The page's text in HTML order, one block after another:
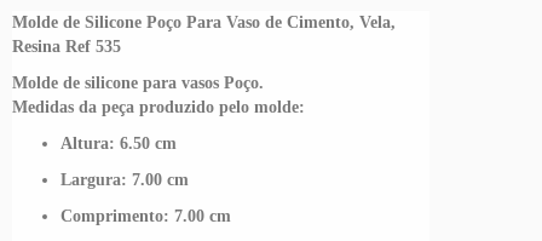
Molde de Silicone Poço Para Vaso de Cimento, Vela,
Resina Ref 535
Molde de silicone para vasos Poço.
Medidas da peça produzido pelo molde:
Altura: 6.50 cm
Largura: 7.00 cm
Comprimento: 7.00 cm